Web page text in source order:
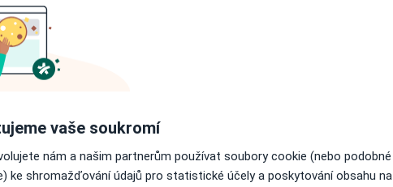
nejsou k dispozici
informace o svých službách.
vaše soukromí
nám a našim partnerům používat soubory cookie (nebo podobné
ke shromažďování údajů pro statistické účely a poskytování obsahu na